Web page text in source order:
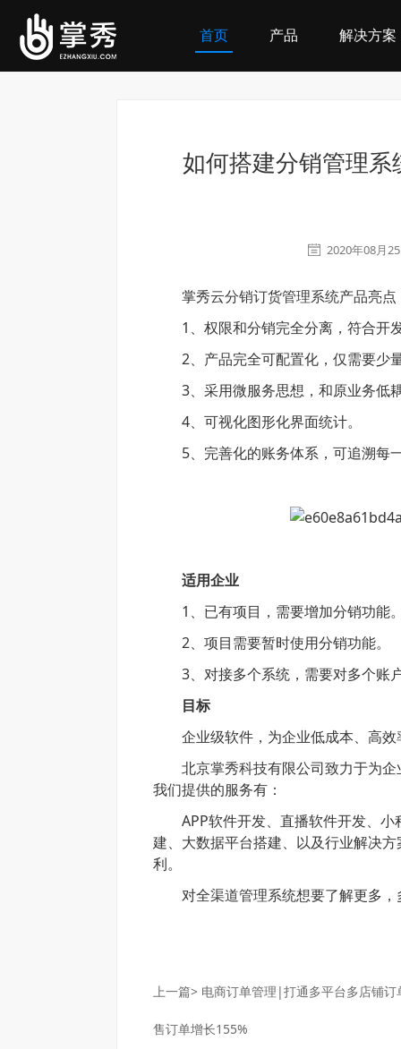
首页 产品 解决方案
如何搭建分销管理
2020年08月
掌秀云分销订货管理系统产品亮点
1、权限和分销完全分离，符合开
2、产品完全可配置化，仅需要少
3、采用微服务思想，和原业务低
4、可视化图形化界面统计。
5、完善化的账务体系，可追溯每
适用企业
1、已有项目，需要增加分销功能
2、项目需要暂时使用分销功能。
3、对接多个系统，需要对多个账
目标
企业级软件，为企业低成本、高效
北京掌秀科技有限公司致力于为
我们提供的服务有：
APP软件开发、直播软件开发、小
建、大数据平台搭建、以及行业解决
利。
对全渠道管理系统想要了解更多
上一篇> 电商订单管理|打通多平台多店铺订
售订单增长155%